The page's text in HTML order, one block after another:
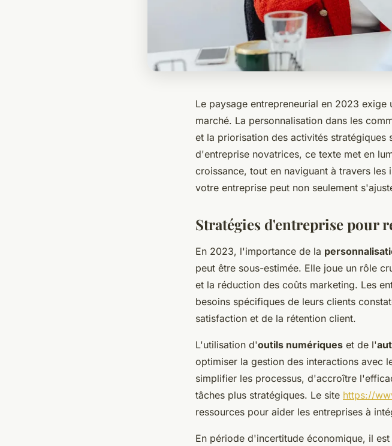
Le paysage entrepreneurial en 2023
marché. La personnalisation dans les
et la priorisation des activités stratégiques
d'entreprise novatrices, ce texte met en
croissance, tout en naviguant à travers
votre entreprise peut non seulement
Stratégies d'entreprise pour
En 2023, l'importance de la
peut être sous-estimée. Elle joue un rôle
et la réduction des coûts marketing. Les
besoins spécifiques de leurs clients
satisfaction et de la rétention client.
L'utilisation d'outils numériques et de l'
optimiser la gestion des interactions avec
simplifier les processus, d'accroître
tâches plus stratégiques. Le site https://
ressources pour aider les entreprises à
En période d'incertitude économique, il